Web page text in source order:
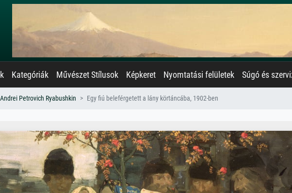
Kategóriák Művészet Stílusok Képkeret Nyomtatási felületek Súgó és
Andrei Petrovich Ryabushkin Egy fiú beleférgetett a lány körtáncába, 1902-ben